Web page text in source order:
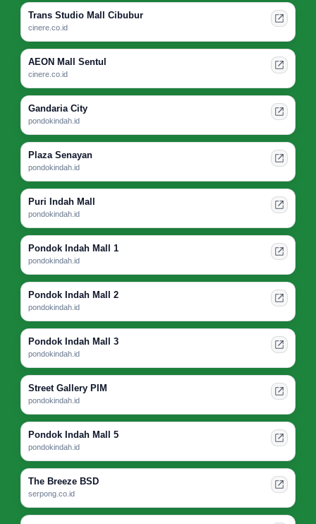
Trans Studio Mall Cibubur
cinere.co.id
AEON Mall Sentul
cinere.co.id
Gandaria City
pondokindah.id
Plaza Senayan
pondokindah.id
Puri Indah Mall
pondokindah.id
Pondok Indah Mall 1
pondokindah.id
Pondok Indah Mall 2
pondokindah.id
Pondok Indah Mall 3
pondokindah.id
Street Gallery PIM
pondokindah.id
Pondok Indah Mall 5
pondokindah.id
The Breeze BSD
serpong.co.id